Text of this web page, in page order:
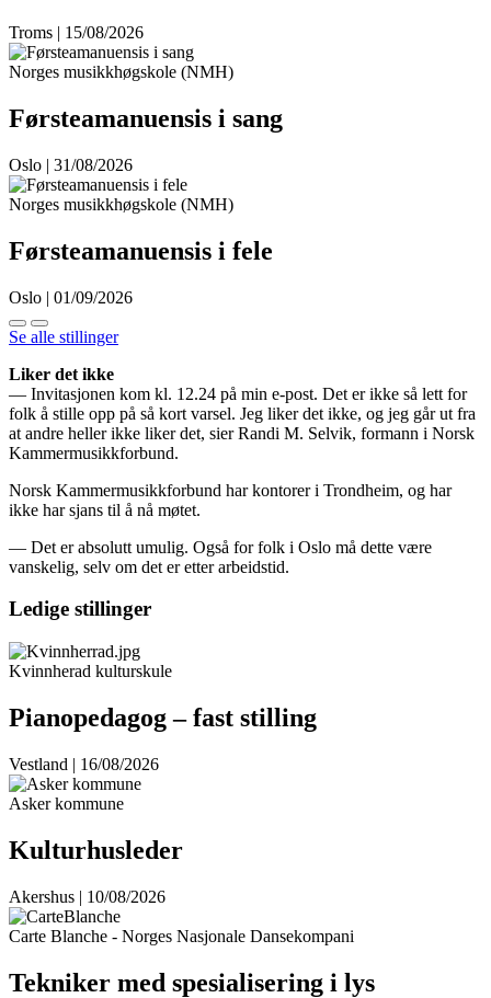
Troms | 15/08/2026
Norges musikkhøgskole (NMH)
Førsteamanuensis i sang
Oslo | 31/08/2026
Norges musikkhøgskole (NMH)
Førsteamanuensis i fele
Oslo | 01/09/2026
Se alle stillinger
Liker det ikke
— Invitasjonen kom kl. 12.24 på min e-post. Det er ikke så lett for
folk å stille opp på så kort varsel. Jeg liker det ikke, og jeg går ut fra
at andre heller ikke liker det, sier Randi M. Selvik, formann i Norsk
Kammermusikkforbund.
Norsk Kammermusikkforbund har kontorer i Trondheim, og har
ikke har sjans til å nå møtet.
— Det er absolutt umulig. Også for folk i Oslo må dette være
vanskelig, selv om det er etter arbeidstid.
Ledige stillinger
Kvinnherad kulturskule
Pianopedagog – fast stilling
Vestland | 16/08/2026
Asker kommune
Kulturhusleder
Akershus | 10/08/2026
Carte Blanche - Norges Nasjonale Dansekompani
Tekniker med spesialisering i lys